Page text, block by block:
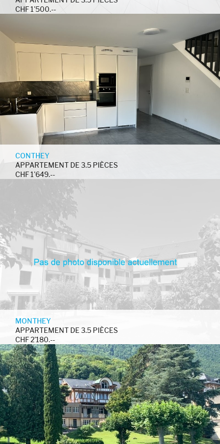
CHF 1'500.--
CONTHEY
APPARTEMENT DE 3.5 PIÈCES
CHF 1'649.--
MONTHEY
APPARTEMENT DE 3.5 PIÈCES
CHF 2'180.--